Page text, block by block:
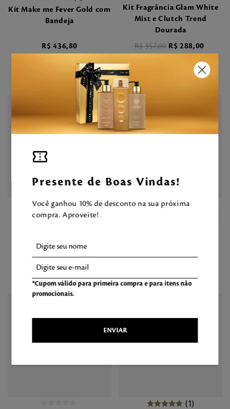
Presente de Boas Vindas!
Você ganhou 10% de desconto na sua próxima
compra. Aproveite!
*Cupom válido para primeira compra e para itens não
promocionais.
ENVIAR
Kit Make me Fever Gold com
Bandeja
R$ 436,80
Kit Fragrância Glam White
Mist e Clutch Trend
Dourada
R$ 357,00 R$ 288,00
11
Kit Glam Fragrância e
R$ 336, 90
- 15
1